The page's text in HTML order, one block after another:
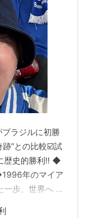
ラジルに初勝
跡”との比較☑️試
歴史的勝利‼️ ◆
年のマイア
一歩、世界へ ◆